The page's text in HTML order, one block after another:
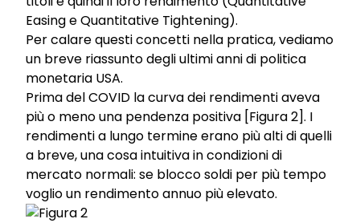
Easing e Quantitative Tightening).
Per calare questi concetti nella pratica, vediamo
un breve riassunto degli ultimi anni di politica
monetaria USA.
Prima del COVID la curva dei rendimenti aveva
più o meno una pendenza positiva [Figura 2]. I
rendimenti a lungo termine erano più alti di quelli
a breve, una cosa intuitiva in condizioni di
mercato normali: se blocco soldi per più tempo
voglio un rendimento annuo più elevato.